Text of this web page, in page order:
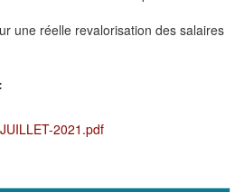
une réelle revalorisation des salaires
2021.pdf